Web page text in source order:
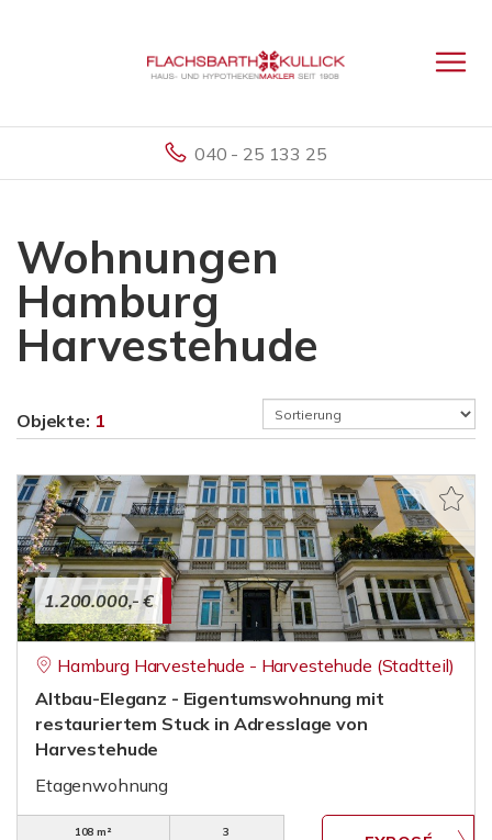
040 - 25 133 25
Wohnungen
Hamburg
Harvestehude
Objekte: 1
1.200.000,- €
Hamburg Harvestehude - Harvestehude (Stadtteil)
Altbau-Eleganz - Eigentumswohnung mit
restauriertem Stuck in Adresslage von
Harvestehude
Etagenwohnung
108 m²
3